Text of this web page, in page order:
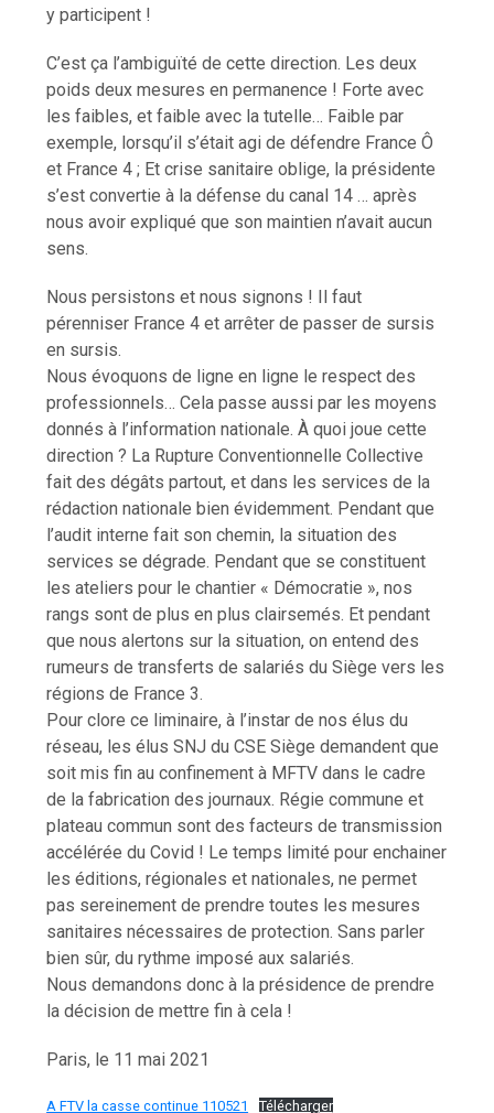
y participent !
C’est ça l’ambiguïté de cette direction. Les deux
poids deux mesures en permanence ! Forte avec
les faibles, et faible avec la tutelle… Faible par
exemple, lorsqu’il s’était agi de défendre France Ô
et France 4 ; Et crise sanitaire oblige, la présidente
s’est convertie à la défense du canal 14 … après
nous avoir expliqué que son maintien n’avait aucun
sens.
Nous persistons et nous signons ! Il faut
pérenniser France 4 et arrêter de passer de sursis
en sursis.
Nous évoquons de ligne en ligne le respect des
professionnels… Cela passe aussi par les moyens
donnés à l’information nationale. À quoi joue cette
direction ? La Rupture Conventionnelle Collective
fait des dégâts partout, et dans les services de la
rédaction nationale bien évidemment. Pendant que
l’audit interne fait son chemin, la situation des
services se dégrade. Pendant que se constituent
les ateliers pour le chantier « Démocratie », nos
rangs sont de plus en plus clairsemés. Et pendant
que nous alertons sur la situation, on entend des
rumeurs de transferts de salariés du Siège vers les
régions de France 3.
Pour clore ce liminaire, à l’instar de nos élus du
réseau, les élus SNJ du CSE Siège demandent que
soit mis fin au confinement à MFTV dans le cadre
de la fabrication des journaux. Régie commune et
plateau commun sont des facteurs de transmission
accélérée du Covid ! Le temps limité pour enchainer
les éditions, régionales et nationales, ne permet
pas sereinement de prendre toutes les mesures
sanitaires nécessaires de protection. Sans parler
bien sûr, du rythme imposé aux salariés.
Nous demandons donc à la présidence de prendre
la décision de mettre fin à cela !
Paris, le 11 mai 2021
A FTV la casse continue 110521 Télécharger